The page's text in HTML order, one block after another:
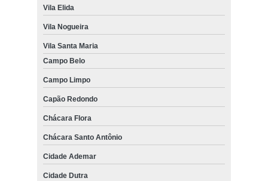
Vila Elida
Vila Nogueira
Vila Santa Maria
Campo Belo
Campo Limpo
Capão Redondo
Chácara Flora
Chácara Santo Antônio
Cidade Ademar
Cidade Dutra